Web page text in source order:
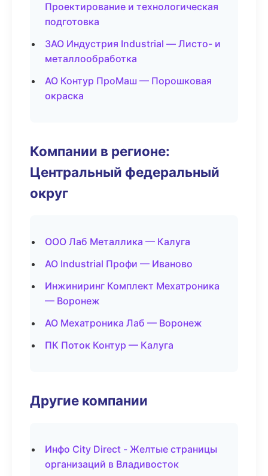
Проектирование и технологическая
подготовка
ЗАО Индустрия Industrial — Листо- и
металлообработка
АО Контур ПроМаш — Порошковая
окраска
Компании в регионе:
Центральный федеральный
округ
ООО Лаб Металлика — Калуга
АО Industrial Профи — Иваново
Инжиниринг Комплект Мехатроника
— Воронеж
АО Мехатроника Лаб — Воронеж
ПК Поток Контур — Калуга
Другие компании
Инфо City Direct - Желтые страницы
организаций в Владивосток